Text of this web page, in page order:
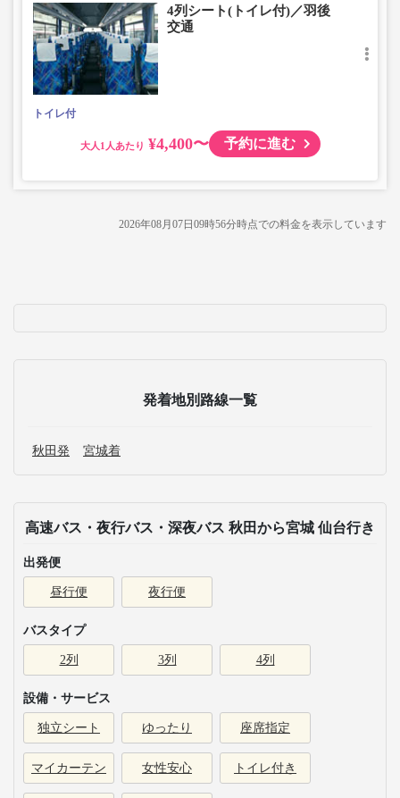
4列シート(トイレ付)／羽後
交通
トイレ付
大人 ¥4,400〜 予約に進む
2026年08月07日09時56分時点での料金を表示しています
発着地別路線一覧
秋田発 宮城着
高速バス・夜行バス・深夜バス 秋田から宮城 仙台行き
出発便
昼行便 夜行便
バスタイプ
2列 3列 4列
設備・サービス
独立シート ゆったり 座席指定
マイカーテン 女性安心 トイレ付き